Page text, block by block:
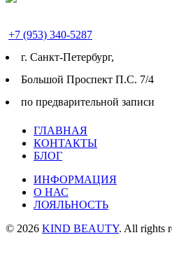
+7 (953) 340-5287
г. Cанкт-Петербург,
Большой Проспект П.С. 7/4
по предварительной записи
ГЛАВНАЯ
КОНТАКТЫ
БЛОГ
ИНФОРМАЦИЯ
О НАС
ЛОЯЛЬНОСТЬ
© 2026 KIND BEAUTY. All rights